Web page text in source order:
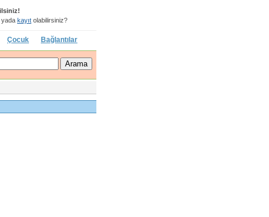
yada kayıt olabilirsiniz?
Çocuk Bağlantılar